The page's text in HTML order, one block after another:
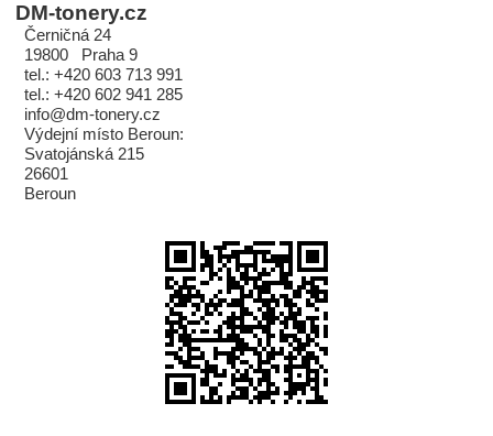
DM-tonery.cz
Černičná 24
19800 Praha 9
tel.: +420 603 713 991
tel.: +420 602 941 285
info@dm-tonery.cz
Výdejní místo Beroun:
Svatojánská 215
26601
Beroun